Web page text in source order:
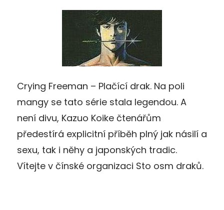
Crying Freeman – Plačící drak. Na poli
mangy se tato série stala legendou. A
není divu, Kazuo Koike čtenářům
předestírá explicitní příběh plný jak násilí a
sexu, tak i něhy a japonských tradic.
Vítejte v čínské organizaci Sto osm draků.